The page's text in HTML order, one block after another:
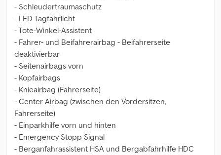
- Schleudertraumaschutz
- LED Tagfahrlicht
- Tote-Winkel-Assistent
- Fahrer- und Beifahrerairbag - Beifahrerseite
deaktivierbar
- Seitenairbags vorn
- Kopfairbags
- Knieairbag (Fahrerseite)
- Center Airbag (zwischen den Vordersitzen,
Fahrerseite)
- Einparkhilfe vorn und hinten
- Emergency Stopp Signal
- Berganfahrassistent HSA und Bergabfahrhilfe HDC